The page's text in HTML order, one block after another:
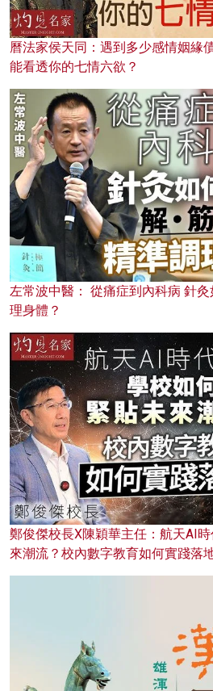
曆法家侯天同：遇到多少感情姻緣
能看透你的七情六欲？
左常波中醫： 從痛症到內科病 針
理身體？
鄭俊傑校長X陳穎華主任：航天AI
來潮流？校內數字教育如何實踐落